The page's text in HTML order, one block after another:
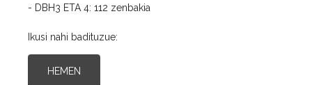
- DBH3 ETA 4: 112 zenbakia
Ikusi nahi badituzue:
HEMEN